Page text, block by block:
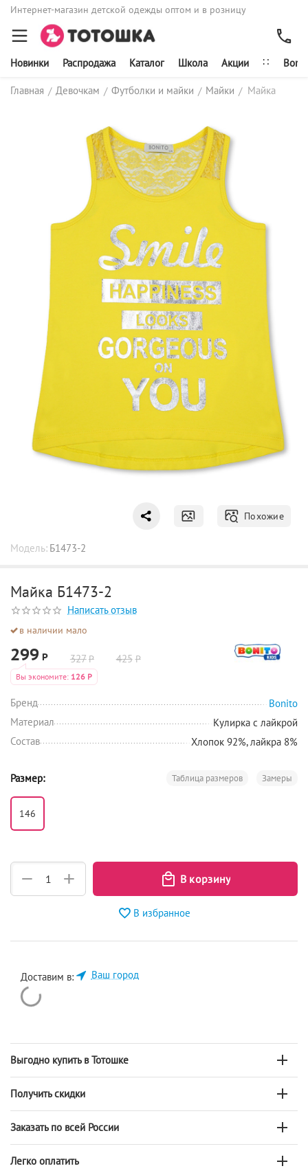
Интернет-магазин детской одежды оптом и в розницу
Новинки Распродажа Каталог Школа Акции ∷
Главная / Девочкам / Футболки и майки / Майки / Майка
Похожие
Модель: Б1473-2
Майка Б1473-2
Написать отзыв
в наличии мало
299 Р 327Р 425 Р
Вы экономите: 126 Р
Бренд
Bonito
Материал
Кулирка с лайкрой
Состав
Хлопок 92%, лайкра 8%
Размер: Замеры
Таблица размеров
146
+
−
В избранное
Доставим в: Ваш город
Выгодно купить в Тотошке
Получить скидки
Заказать по всей России
Легко оплатить